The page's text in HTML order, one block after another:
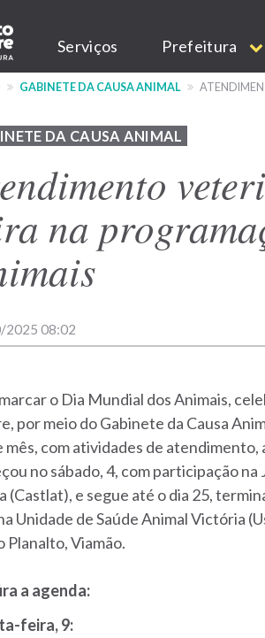
Serviços Prefeitura
GABINETE DA CAUSA ANIMAL
DA CAUSA ANIMAL
na
2025 08:02
o Dia Mundial dos Animais,
por meio do Gabinete da Causa
mês, com atividades de
no sábado, 4, com participação
(Castlat), e segue até o dia 25,
Unidade de Saúde Animal Victória
Planalto, Viamão.
a agenda:
feira, 9: